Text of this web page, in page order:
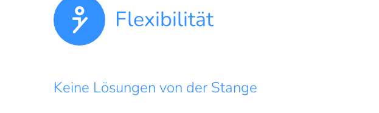
Flexibilität
Keine Lösungen von der Stange